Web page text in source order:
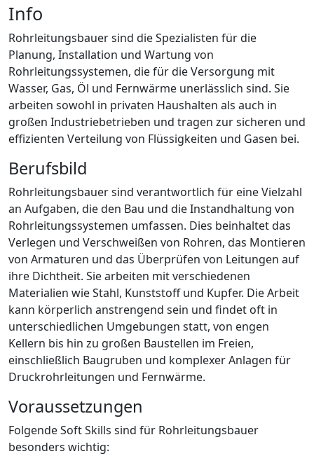
Info
Rohrleitungsbauer sind die Spezialisten für die
Planung, Installation und Wartung von
Rohrleitungssystemen, die für die Versorgung mit
Wasser, Gas, Öl und Fernwärme unerlässlich sind. Sie
arbeiten sowohl in privaten Haushalten als auch in
großen Industriebetrieben und tragen zur sicheren und
effizienten Verteilung von Flüssigkeiten und Gasen bei.
Berufsbild
Rohrleitungsbauer sind verantwortlich für eine Vielzahl
an Aufgaben, die den Bau und die Instandhaltung von
Rohrleitungssystemen umfassen. Dies beinhaltet das
Verlegen und Verschweißen von Rohren, das Montieren
von Armaturen und das Überprüfen von Leitungen auf
ihre Dichtheit. Sie arbeiten mit verschiedenen
Materialien wie Stahl, Kunststoff und Kupfer. Die Arbeit
kann körperlich anstrengend sein und findet oft in
unterschiedlichen Umgebungen statt, von engen
Kellern bis hin zu großen Baustellen im Freien,
einschließlich Baugruben und komplexer Anlagen für
Druckrohrleitungen und Fernwärme.
Voraussetzungen
Folgende Soft Skills sind für Rohrleitungsbauer
besonders wichtig: